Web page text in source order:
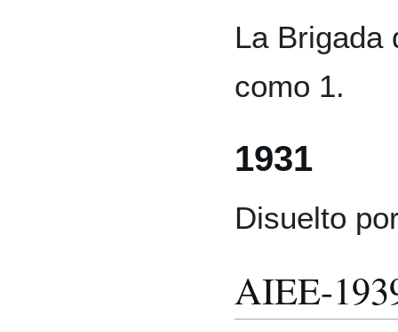
La Brigada
como 1.
1931
Disuelto
AIEE-